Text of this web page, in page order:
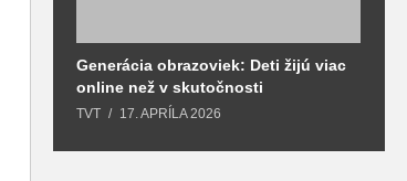
Generácia obrazoviek: Deti žijú viac
online než v skutočnosti
TVT 17. APRÍLA 2026